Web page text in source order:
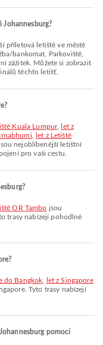
Johannesburg?
příletová letiště ve městě
bankomat, Parkoviště,
zážitek. Můžete si zobrazit
těchto letišť.
Kuala Lumpur,
let z
let z Letiště
nejoblíbenější letištní
pro vaši cestu.
OR Tambo jsou
trasy nabízejí pohodlné
do Bangkok
let z Singapore
Tyto trasy nabízejí
pomocí